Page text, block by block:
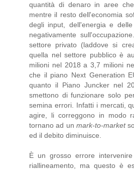
quantità di denaro in aree
mentre il resto dell'economia
degli input, dell'energia e
negativamente
settore privato (laddove si
quella nel settore pubblico è
milioni nel 2018 a 3,7 milioni
che il piano Next Generation
quanto il Piano Juncker nel
smettono di funzionare solo
semina errori. Infatti i mercati,
agire, li correggono in modo
tornano ad un mark-to-market
ed il debito diminuisce.
È un grosso errore
riallineamento, ma questo è